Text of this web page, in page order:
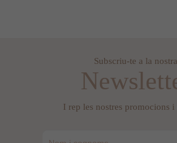
Subscriu-te a la nostra
I rep les nostres promocions i